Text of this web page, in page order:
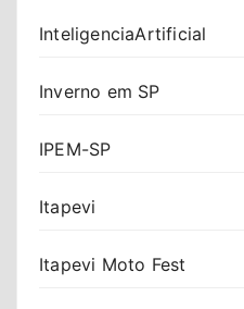
InteligenciaArtificial
Inverno em SP
IPEM-SP
Itapevi
Itapevi Moto Fest